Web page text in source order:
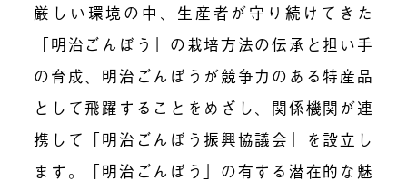
厳しい環境の中、生産者が守り続けてきた
「明治ごんぼう」の栽培方法の伝承と担い手
の育成、明治ごんぼうが競争力のある特産品
として飛躍することをめざし、関係機関が連
携して「明治ごんぼう振興協議会」を設立し
ます。「明治ごんぼう」の有する潜在的な魅